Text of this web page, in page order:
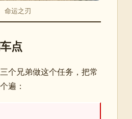
命运之刃
点
个兄弟做这个任务，把常
遍：